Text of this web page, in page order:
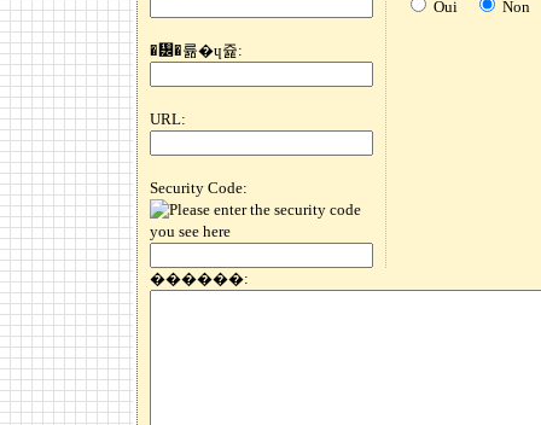
�᡼�륢�ɥ쥹:
URL:
Security Code:
Oui Non
������: